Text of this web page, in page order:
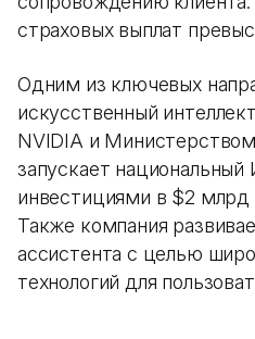
страховых выплат
Одним из ключевых
искусственный
NVIDIA и
запускает
инвестициями в $2 млрд
Также компания
ассистента с целью
технологий для